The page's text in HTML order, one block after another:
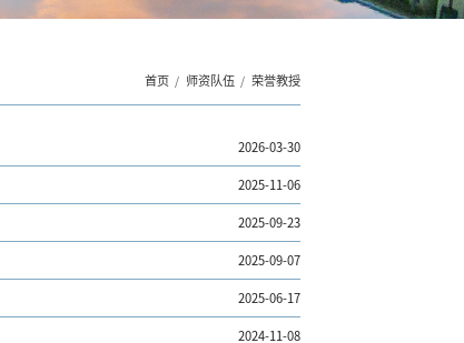
首页 师资队伍 荣誉教授
2026-03-30
2025-11-06
2025-09-23
2025-09-07
2025-06-17
2024-11-08